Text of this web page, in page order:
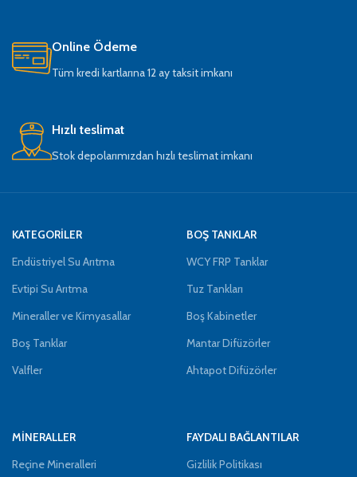
Online Ödeme
Tüm kredi kartlarına 12 ay taksit imkanı
Hızlı teslimat
Stok depolarımızdan hızlı teslimat imkanı
KATEGORİLER
Endüstriyel Su Arıtma
Evtipi Su Arıtma
Mineraller ve Kimyasallar
Boş Tanklar
Valfler
BOŞ TANKLAR
WCY FRP Tanklar
Tuz Tankları
Boş Kabinetler
Mantar Difüzörler
Ahtapot Difüzörler
MİNERALLER
Reçine Mineralleri
FAYDALI BAĞLANTILAR
Gizlilik Politikası